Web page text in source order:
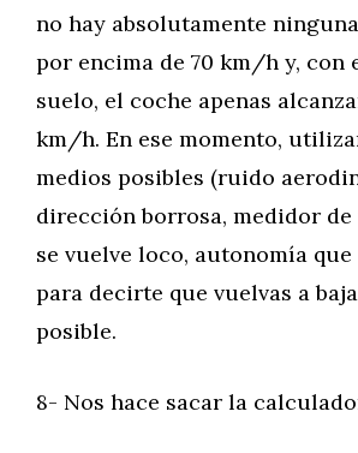
no hay absolutamente
por encima de 70 km/h y, con
suelo, el coche apenas
km/h. En ese momento,
medios posibles (ruido
dirección borrosa, medidor
se vuelve loco, autonomía que
para decirte que vuelvas a
posible.
8- Nos hace sacar la